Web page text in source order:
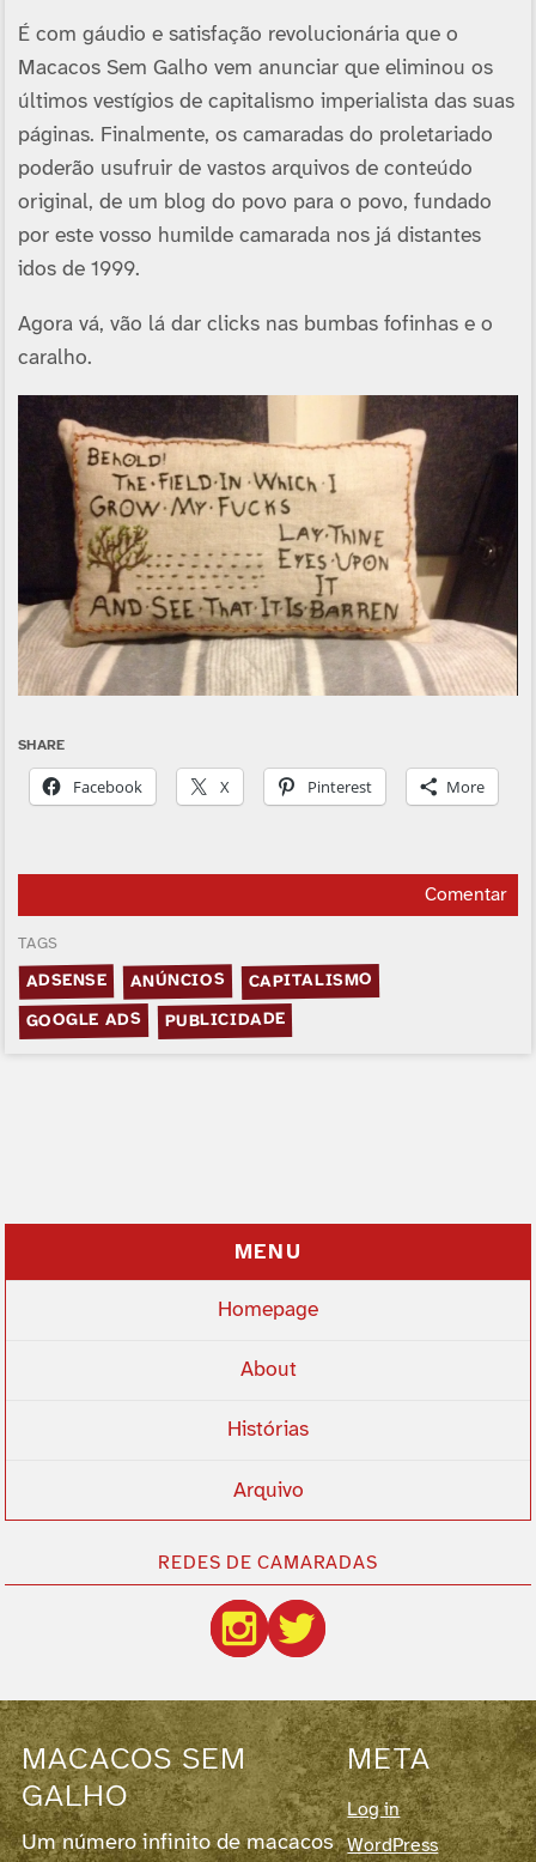
É com gáudio e satisfação revolucionária que o
Macacos Sem Galho vem anunciar que eliminou os
últimos vestí­gios de capitalismo imperialista das suas
páginas. Finalmente, os camaradas do proletariado
poderão usufruir de vastos arquivos de conteúdo
original, de um blog do povo para o povo, fundado
por este vosso humilde camarada nos já distantes
idos de 1999.
Agora vá, vão lá dar clicks nas bumbas fofinhas e o
caralho.
SHARE
Facebook X Pinterest More
Comentar
TAGS
ADSENSE ANÚNCIOS CAPITALISMO
GOOGLE ADS PUBLICIDADE
MENU
Homepage
About
Histórias
Arquivo
REDES DE CAMARADAS
MACACOS SEM
GALHO
Um número infinito de macacos
META
Log in
WordPress